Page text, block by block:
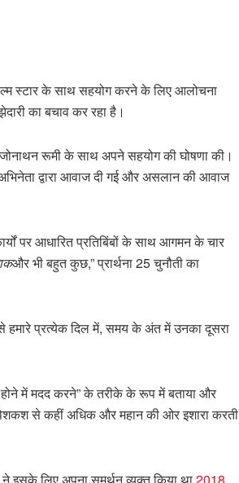
स्टार के साथ सहयोग करने के लिए आलोचना
का बचाव कर रहा है।
रूमी के साथ अपने सहयोग की घोषणा की।
द्वारा आवाज दी गई और असलान की आवाज
पर आधारित प्रतिबिंबों के साथ आगमन के चार
और भी बहुत कुछ,” प्रार्थना 25 चुनौती का
हमारे प्रत्येक दिल में, समय के अंत में उनका दूसरा
होने में मदद करने” के तरीके के रूप में बताया और
से कहीं अधिक और महान की ओर इशारा करती
इसके लिए अपना समर्थन व्यक्त किया था2018